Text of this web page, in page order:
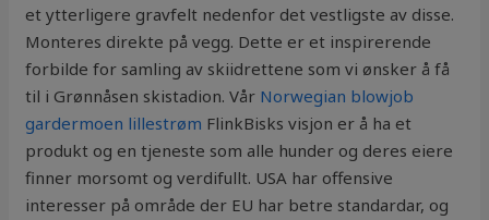
et ytterligere gravfelt nedenfor det vestligste av disse.
Monteres direkte på vegg. Dette er et inspirerende
forbilde for samling av skiidrettene som vi ønsker å få
til i Grønnåsen skistadion. Vår Norwegian blowjob
gardermoen lillestrøm FlinkBisks visjon er å ha et
produkt og en tjeneste som alle hunder og deres eiere
finner morsomt og verdifullt. USA har offensive
interesser på område der EU har betre standardar, og